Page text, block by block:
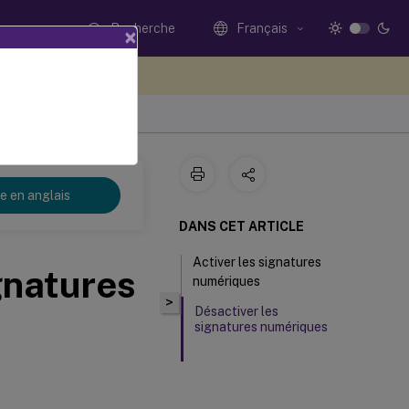
Recherche Français
en anglais
>
DANS CET ARTICLE
Activer les signatures
numériques
Désactiver les
signatures numériques
×